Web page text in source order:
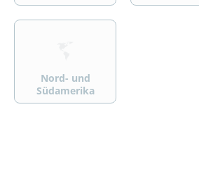
>
Nord- und
Südamerika